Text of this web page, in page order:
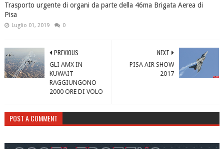
Trasporto urgente di organi da parte della 46ma Brigata Aerea di
Pisa
Luglio 01, 2019 0
NEXT
PISA AIR SHOW
2017
PREVIOUS
GLI AMX IN
KUWAIT
RAGGIUNGONO
2000 ORE DI VOLO
POST A COMMENT